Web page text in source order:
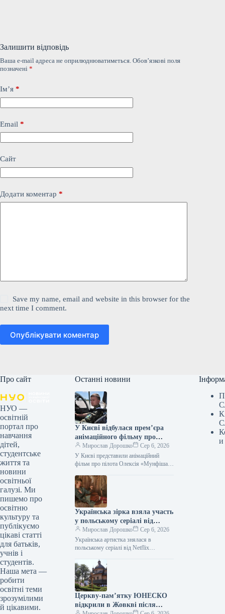
Залишити відповідь
Ваша e-mail адреса не оприлюднюватиметься. Обов’язкові поля
позначені *
Ім’я *
Email *
Сайт
Додати коментар *
Save my name, email and website in this browser for the
next time I comment.
Опублікувати коментар
Про сайт
НУО —
освітній
портал про
навчання
дітей,
студентське
життя та
новини
освітньої
галузі. Ми
пишемо про
освітню
культуру та
публікуємо
цікаві статті
для батьків,
учнів і
студентів.
Наша мета —
робити
освітні теми
зрозумілими
й цікавими.
Останні новини
У Києві відбулася прем’єра
анімаційного фільму про
пілота Олексія «Мунфіша»
Меся.
Мирослав Дорошко
Сер 6, 2026
У Києві представили анімаційний
фільм про пілота Олексія «Мунфіша»
Укрінформ У Музеї війни відбулася
прем’єра першої…
Українська зірка взяла участь
у польському серіалі від
Netflix
Мирослав Дорошко
Сер 6, 2026
Українська артистка знялася в
польському серіалі від Netflix
Українська артистка Оксана
Черкашина, відома за роботами у
стрічках…
Церкву-пам’ятку ЮНЕСКО
відкрили в Жовкві після
и